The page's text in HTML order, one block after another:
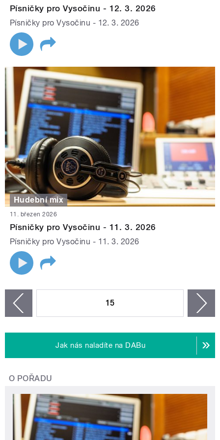
Písničky pro Vysočinu - 12. 3. 2026
Písničky pro Vysočinu - 12. 3. 2026
Hudební mix
11. březen 2026
Písničky pro Vysočinu - 11. 3. 2026
Písničky pro Vysočinu - 11. 3. 2026
15
Jak nás naladíte na DABu
O POŘADU